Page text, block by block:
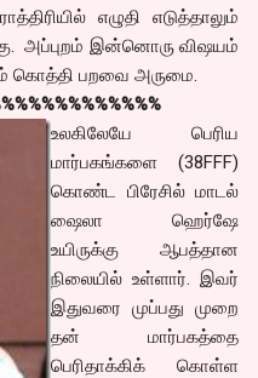
எழுதி எடுத்தாலும்
அப்புறம் இன்னொரு விஷயம்
கொத்தி பறவை அருமை.
உலகிலேயே பெரிய
மார்பகங்களை (38FFF)
கொண்ட பிரேசில் மாடல்
ஷைலா ஹெர்ஷே
உயிருக்கு ஆபத்தான
நிலையில் உள்ளார். இவர்
இதுவரை முப்பது முறை
தன் மார்பகத்தை
பெரிதாக்கிக் கொள்ள